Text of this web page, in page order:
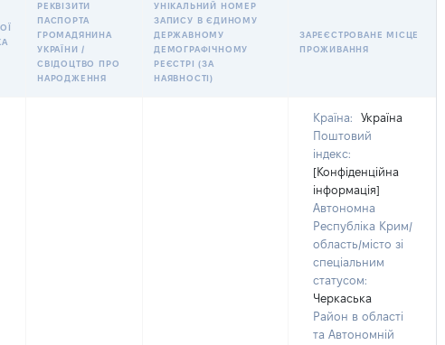
РЕКВІЗИТИ
ПАСПОРТА
ГРОМАДЯНИНА
УКРАЇНИ /
СВІДОЦТВО ПРО
НАРОДЖЕННЯ
УНІКАЛЬНИЙ НОМЕР
ЗАПИСУ В ЄДИНОМУ
ДЕРЖАВНОМУ
ДЕМОГРАФІЧНОМУ
РЕЄСТРІ (ЗА
НАЯВНОСТІ)
ЗАРЕЄСТРОВАНЕ МІСЦЕ
ПРОЖИВАННЯ
Країна:
Україна
Поштовий
індекс:
[Конфіденційна
інформація]
Автономна
Республіка Крим/
область/місто зі
спеціальним
статусом:
Черкаська
Район в області
та Автономній